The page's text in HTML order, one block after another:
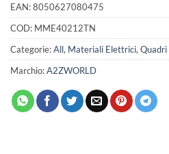
EAN:8050627080475
COD: MME40212TN
Categorie:All, Materiali Elettrici,
Marchio:A2ZWORLD